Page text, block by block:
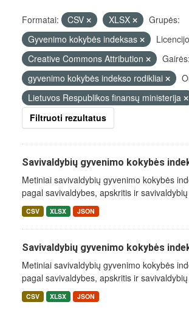
Formatai: CSV XLSX
Grupės:
Gyvenimo kokybės indeksas
Creative Commons Attribution
Gairės:
gyvenimo kokybės indekso rodikliai
Lietuvos Respublikos finansų ministerija
Filtruoti rezultatus
Savivaldybių gyvenimo kokybės
Metiniai savivaldybių gyvenimo kokybės
pagal savivaldybes, apskritis ir
CSV XLSX JSON
Savivaldybių gyvenimo kokybės
Metiniai savivaldybių gyvenimo kokybės
pagal savivaldybes, apskritis ir
CSV XLSX JSON